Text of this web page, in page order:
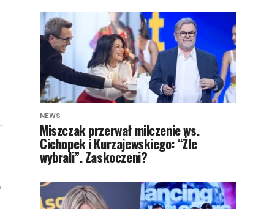
NEWS
Miszczak przerwał milczenie ws.
Cichopek i Kurzajewskiego: “Źle
wybrali”. Zaskoczeni?